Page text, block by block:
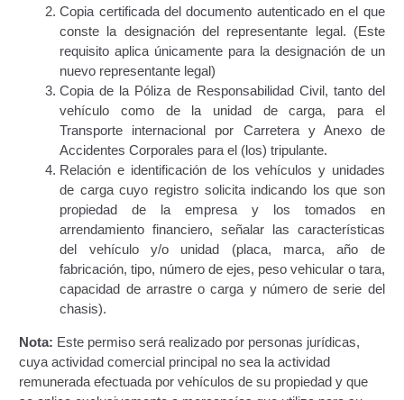
Certificación Provisional de Prestación del Servicio de
Transporte Público de Personas Modalidad Periférico
(RUTAS SUBURBANA O INTERURBANAS) – Servicio
Consultas Privadas
Educación Vial
Escuelas del Transporte e Instructores de Manejo
Estacionamientos registrados ante el INTT
Estructura Organizativa del INTT
Homologación
Autorización de Circulación Para Unidades Que
Copia certificada del documento autenticado en el que
conste la designación del representante legal. (Este
requisito aplica únicamente para la designación de un
nuevo representante legal)
Copia de la Póliza de Responsabilidad Civil, tanto del
vehículo como de la unidad de carga, para el
Transporte internacional por Carretera y Anexo de
Accidentes Corporales para el (los) tripulante.
Relación e identificación de los vehículos y unidades
de carga cuyo registro solicita indicando los que son
propiedad de la empresa y los tomados en
arrendamiento financiero, señalar las características
del vehículo y/o unidad (placa, marca, año de
fabricación, tipo, número de ejes, peso vehicular o tara,
capacidad de arrastre o carga y número de serie del
chasis).
Nota: Este permiso será realizado por personas jurídicas,
cuya actividad comercial principal no sea la actividad
remunerada efectuada por vehículos de su propiedad y que